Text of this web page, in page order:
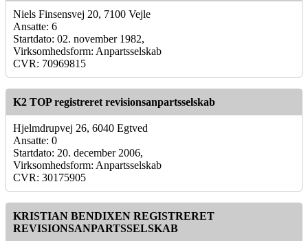
Niels Finsensvej 20, 7100 Vejle
Ansatte: 6
Startdato: 02. november 1982,
Virksomhedsform: Anpartsselskab
CVR: 70969815
K2 TOP registreret revisionsanpartsselskab
Hjelmdrupvej 26, 6040 Egtved
Ansatte: 0
Startdato: 20. december 2006,
Virksomhedsform: Anpartsselskab
CVR: 30175905
KRISTIAN BENDIXEN REGISTRERET
REVISIONSANPARTSSELSKAB